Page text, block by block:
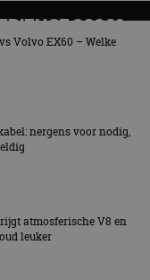
2026?
Volvo EX60 – Welke
nergens voor nodig,
atmosferische V8 en
leuker